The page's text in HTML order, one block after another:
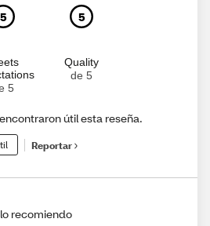
5
5
5
Quality
de 5
útil esta reseña.
Reportar
recomiendo